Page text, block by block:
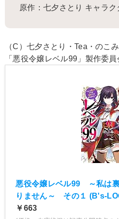
原作：七夕さとり キャラク
（C）七夕さとり・Tea・のこ
「悪役令嬢レベル99」製作委員
悪役令嬢レベル99 ～私は
りません～ その１ (B's-
￥663